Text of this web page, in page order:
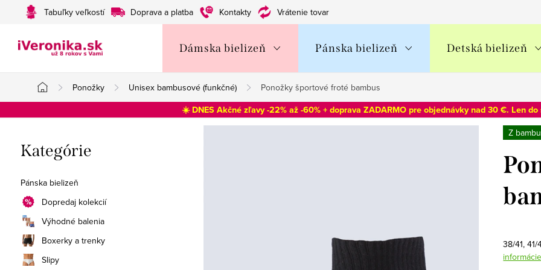
Tabuľky veľkostí Doprava a platba Kontakty Vrátenie tovaru
Dámska bielizeň Pánska bielizeň Detská bielizeň
Domov
Ponožky Unisex bambusové (funkčné) Ponožky športové froté bambus
☀️ DNES Akčné zľavy -22% až -60% + doprava ZADARMO pre objednávky nad 30 €. Len do
o
č
n
ý
p
Preskočiť
kategórie
Kategórie
Pánska bielizeň
Dopredaj kolekcií
Výhodné balenia
Boxerky a trenky
Slipy
Z
38/41,
informácie